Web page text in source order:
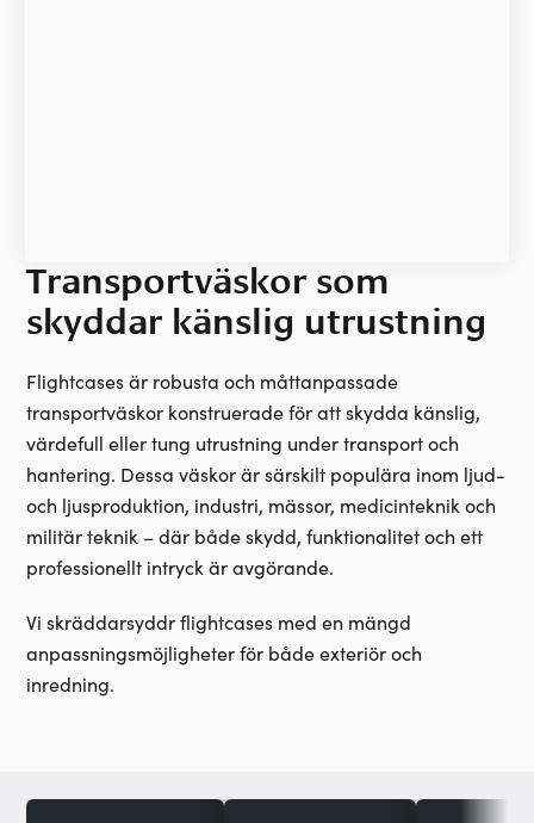
Transportväskor som
skyddar känslig utrustning
Flightcases är robusta och måttanpassade
transportväskor konstruerade för att skydda känslig,
värdefull eller tung utrustning under transport och
hantering. Dessa väskor är särskilt populära inom ljud-
och ljusproduktion, industri, mässor, medicinteknik och
militär teknik – där både skydd, funktionalitet och ett
professionellt intryck är avgörande.
Vi skräddarsyddr flightcases med en mängd
anpassningsmöjligheter för både exteriör och
inredning.